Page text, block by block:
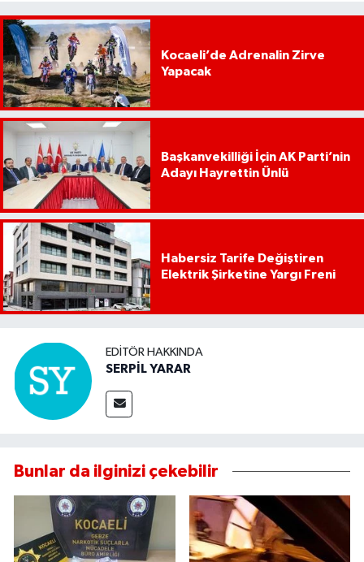
Kocaeli’de Adrenalin Zirve
Yapacak
Başkanvekilliği İçin AK Parti’nin
Adayı Hayrettin Ünlü
Habersiz Tarife Değiştiren
Elektrik Şirketine Yargı Freni
EDITÖR HAKKINDA
SERPİL YARAR
Bunlar da ilginizi çekebilir